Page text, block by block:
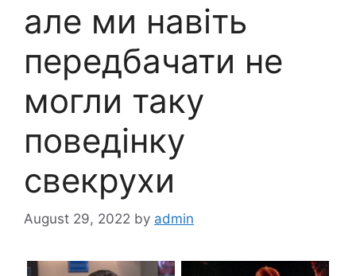
але ми навіть
передбачати не
могли таку
поведінку
свекрухи
August 29, 2022 by admin